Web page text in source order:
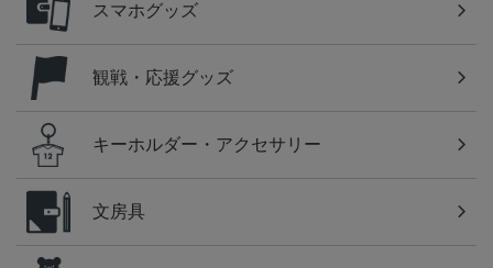
スマホグッズ
観戦・応援グッズ
キーホルダー・アクセサリー
文房具